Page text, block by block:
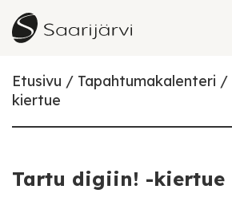
Skip to content
Etusivu Tapahtumakalenteri
kiertue
Tartu digiin! -kiertue